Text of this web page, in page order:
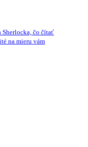
Sherlocka, čo čítať
na mieru vám